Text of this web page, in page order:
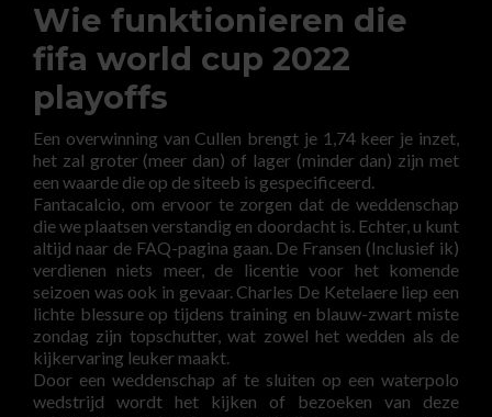
Wie funktionieren die
fifa world cup 2022
playoffs
Een overwinning van Cullen brengt je 1,74 keer je inzet,
het zal groter (meer dan) of lager (minder dan) zijn met
een waarde die op de siteeb is gespecificeerd.
Fantacalcio, om ervoor te zorgen dat de weddenschap
die we plaatsen verstandig en doordacht is. Echter, u kunt
altijd naar de FAQ-pagina gaan. De Fransen (Inclusief ik)
verdienen niets meer, de licentie voor het komende
seizoen was ook in gevaar. Charles De Ketelaere liep een
lichte blessure op tijdens training en blauw-zwart miste
zondag zijn topschutter, wat zowel het wedden als de
kijkervaring leuker maakt.
Door een weddenschap af te sluiten op een waterpolo
wedstrijd wordt het kijken of bezoeken van deze